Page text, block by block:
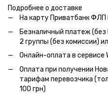
Подробнее о доставке
На карту Приватбанк ФЛП
Безналичный платеж
2 группы (без комиссии)
Онлайн-оплата в сервисе
Оплата при получении
тарифам перевозчика
100 грн)